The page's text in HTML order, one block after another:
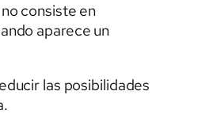
consiste en
aparece un
las posibilidades